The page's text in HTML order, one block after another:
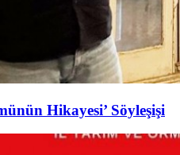
Hikayesi’ Söyleşişi